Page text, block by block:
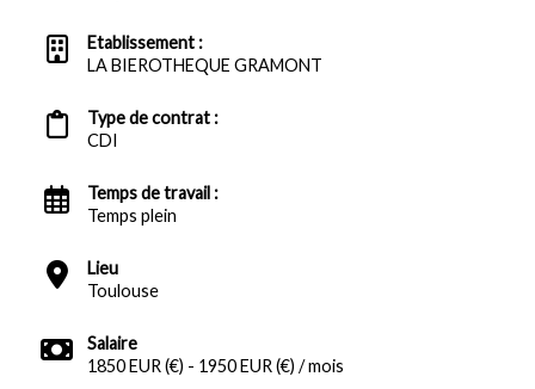
Etablissement :
LA BIEROTHEQUE GRAMONT
Type de contrat :
CDI
Temps de travail :
Temps plein
Lieu
Toulouse
Salaire
1850 EUR (€) - 1950 EUR (€) / mois